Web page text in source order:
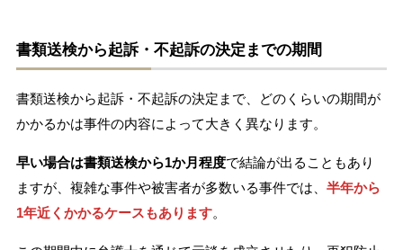
書類送検から起訴・不起訴の決定までの期間
書類送検から起訴・不起訴の決定まで、どのくらいの期間が
かかるかは事件の内容によって大きく異なります。
早い場合は書類送検から1か月程度で結論が出ることもあり
ますが、複雑な事件や被害者が多数いる事件では、 半年から
1年近くかかるケースもあります。